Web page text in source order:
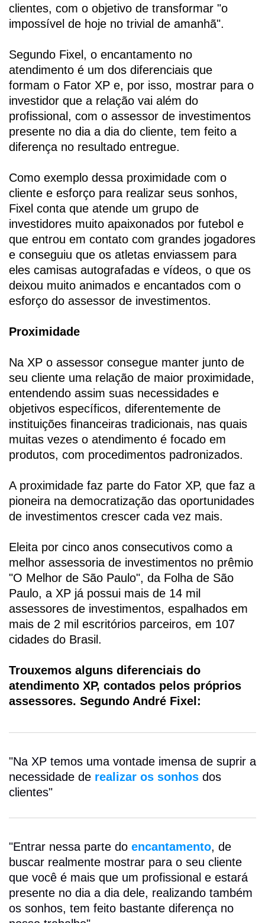
clientes, com o objetivo de transformar "o
impossível de hoje no trivial de amanhã".
Segundo Fixel, o encantamento no
atendimento é um dos diferenciais que
formam o Fator XP e, por isso, mostrar para o
investidor que a relação vai além do
profissional, com o assessor de investimentos
presente no dia a dia do cliente, tem feito a
diferença no resultado entregue.
Como exemplo dessa proximidade com o
cliente e esforço para realizar seus sonhos,
Fixel conta que atende um grupo de
investidores muito apaixonados por futebol e
que entrou em contato com grandes jogadores
e conseguiu que os atletas enviassem para
eles camisas autografadas e vídeos, o que os
deixou muito animados e encantados com o
esforço do assessor de investimentos.
Proximidade
Na XP o assessor consegue manter junto de
seu cliente uma relação de maior proximidade,
entendendo assim suas necessidades e
objetivos específicos, diferentemente de
instituições financeiras tradicionais, nas quais
muitas vezes o atendimento é focado em
produtos, com procedimentos padronizados.
A proximidade faz parte do Fator XP, que faz a
pioneira na democratização das oportunidades
de investimentos crescer cada vez mais.
Eleita por cinco anos consecutivos como a
melhor assessoria de investimentos no prêmio
"O Melhor de São Paulo", da Folha de São
Paulo, a XP já possui mais de 14 mil
assessores de investimentos, espalhados em
mais de 2 mil escritórios parceiros, em 107
cidades do Brasil.
Trouxemos alguns diferenciais do
atendimento XP, contados pelos próprios
assessores. Segundo André Fixel:
"Na XP temos uma vontade imensa de suprir a
necessidade de realizar os sonhos dos
clientes"
"Entrar nessa parte do encantamento, de
buscar realmente mostrar para o seu cliente
que você é mais que um profissional e estará
presente no dia a dia dele, realizando também
os sonhos, tem feito bastante diferença no